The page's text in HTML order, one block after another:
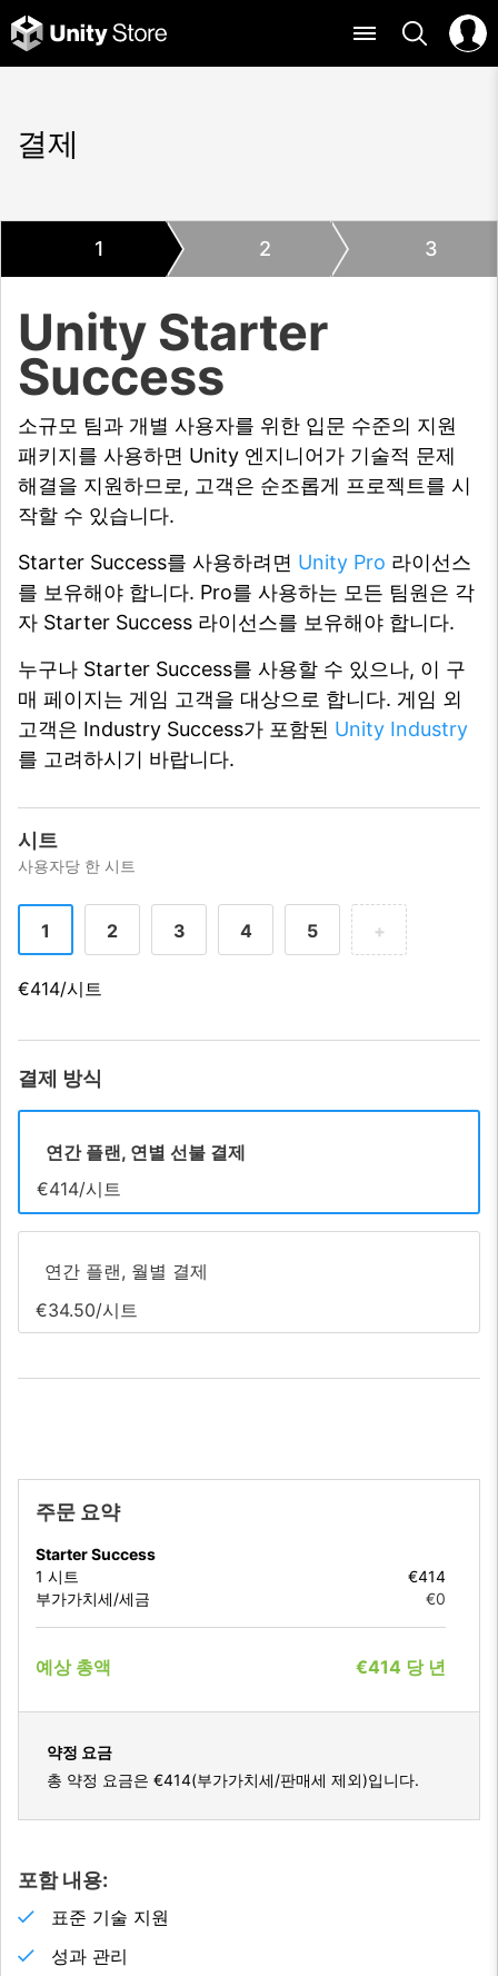
결제
1 2 3
Unity Starter
Success
소규모 팀과 개별 사용자를 위한 입문 수준의 지원
패키지를 사용하면 Unity 엔지니어가 기술적 문제
해결을 지원하므로, 고객은 순조롭게 프로젝트를 시
작할 수 있습니다.
Starter Success를 사용하려면 Unity Pro 라이선스
를 보유해야 합니다. Pro를 사용하는 모든 팀원은 각
자 Starter Success 라이선스를 보유해야 합니다.
누구나 Starter Success를 사용할 수 있으나, 이 구
매 페이지는 게임 고객을 대상으로 합니다. 게임 외
고객은 Industry Success가 포함된 Unity Industry
를 고려하시기 바랍니다.
시트
사용자당 한 시트
1 2 3 4 5 +
€414/시트
결제 방식
연간 플랜, 연별 선불 결제
€414/시트
연간 플랜, 월별 결제
€34.50/시트
주문 요약
Starter Success
1 시트
€414
부가가치세/세금
€0
예상 총액 €414 당 년
약정 요금
총 약정 요금은 €414(부가가치세/판매세 제외)입니다.
포함 내용:
표준 기술 지원
성과 관리